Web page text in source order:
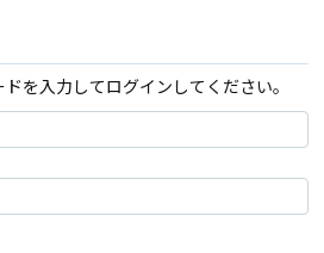
を入力してログインしてください。